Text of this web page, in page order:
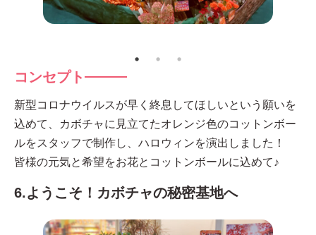
コンセプト
新型コロナウイルスが早く終息してほしいという願いを
込めて、カボチャに見立てたオレンジ色のコットンボー
ルをスタッフで制作し、ハロウィンを演出しました！
皆様の元気と希望をお花とコットンボールに込めて♪
6.ようこそ！カボチャの秘密基地へ